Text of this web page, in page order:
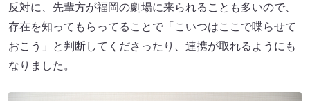
反対に、先輩方が福岡の劇場に来られることも多いので、
存在を知ってもらってることで「こいつはここで喋らせて
おこう」と判断してくださったり、連携が取れるようにも
なりました。